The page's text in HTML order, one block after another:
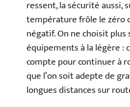
ressent, la sécurité aussi,
température frôle le zéro
négatif. On ne choisit plus
équipements à la légère :
compte pour continuer à
que l’on soit adepte de
longues distances sur